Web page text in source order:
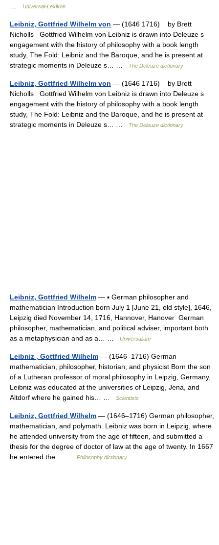
Universal-Lexikon
Leibniz, Gottfried Wilhelm von — (1646 1716) by Brett
Nicholls Gottfried Wilhelm von Leibniz is drawn into Deleuze s
engagement with the history of philosophy with a book length
study, The Fold: Leibniz and the Baroque, and he is present at
strategic moments in Deleuze s… …
The Deleuze dictionary
Leibniz, Gottfried Wilhelm von — (1646 1716) by Brett
Nicholls Gottfried Wilhelm von Leibniz is drawn into Deleuze s
engagement with the history of philosophy with a book length
study, The Fold: Leibniz and the Baroque, and he is present at
strategic moments in Deleuze s… …
The Deleuze dictionary
Leibniz, Gottfried Wilhelm — ▪ German philosopher and
mathematician Introduction born July 1 [June 21, old style], 1646,
Leipzig died November 14, 1716, Hannover, Hanover German
philosopher, mathematician, and political adviser, important both
as a metaphysician and as a… …
Universalium
Leibniz , Gottfried Wilhelm — (1646–1716) German
mathematician, philosopher, historian, and physicist Born the son
of a Lutheran professor of moral philosophy in Leipzig, Germany,
Leibniz was educated at the universities of Leipzig, Jena, and
Altdorf where he gained his… …
Scientists
Leibniz, Gottfried Wilhelm — (1646–1716) German philosopher,
mathematician, and polymath. Leibniz was born in Leipzig, where
he attended university from the age of fifteen, and submitted a
thesis for the degree of doctor of law at the age of twenty. In 1667
he entered the… …
Philosophy dictionary